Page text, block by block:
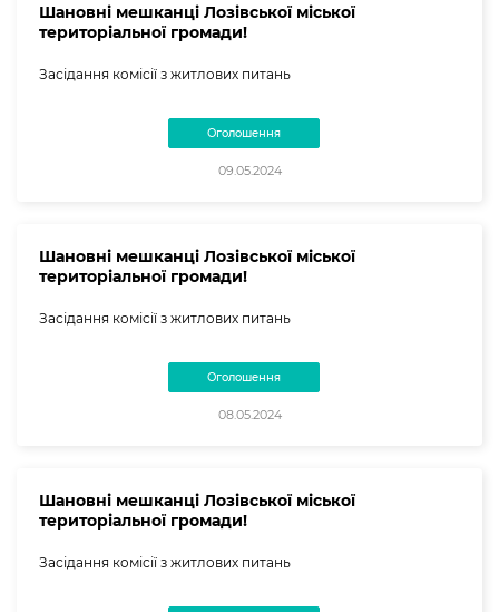
Шановні мешканці Лозівської міської
територіальної громади!
Засідання комісії з житлових питань
Оголошення
09.05.2024
Шановні мешканці Лозівської міської
територіальної громади!
Засідання комісії з житлових питань
Оголошення
08.05.2024
Шановні мешканці Лозівської міської
територіальної громади!
Засідання комісії з житлових питань